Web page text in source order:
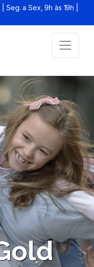
| Seg. a Sex, 9h às 19h |